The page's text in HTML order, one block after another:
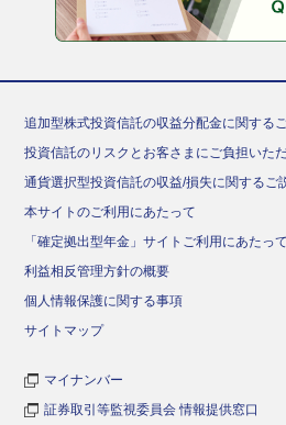
追加型株式投資信託の収益分配金に関する
投資信託のリスクとお客さまにご負担いた
通貨選択型投資信託の収益/損失に関するご
本サイトのご利用にあたって
「確定拠出型年金」サイトご利用にあたっ
利益相反管理方針の概要
個人情報保護に関する事項
サイトマップ
マイナンバー
証券取引等監視委員会 情報提供窓口